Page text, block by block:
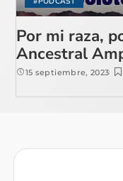
Por mi raza,
Ancestral
15 septiembre, 2023